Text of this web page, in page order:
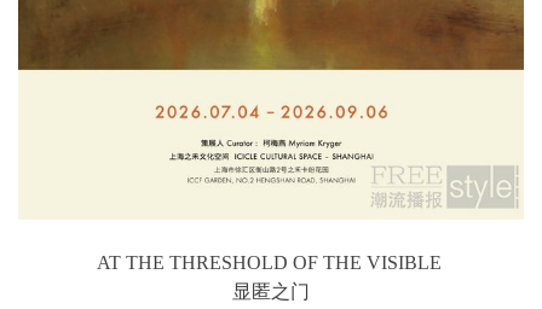
AT THE THRESHOLD OF THE VISIBLE
显匿之门